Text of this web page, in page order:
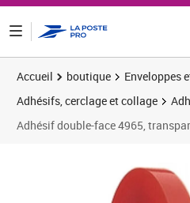
Accueil boutique
Enveloppes
Adhésifs, cerclage et collage
Adhésif double-face 4965,